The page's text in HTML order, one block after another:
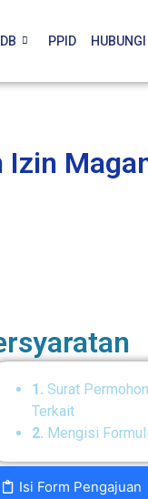
PPID
Izin
1. Surat
Terkait
2. Mengisi
Isi Form Pengajuan